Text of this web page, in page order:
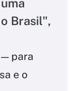
Brasil",
para
e o